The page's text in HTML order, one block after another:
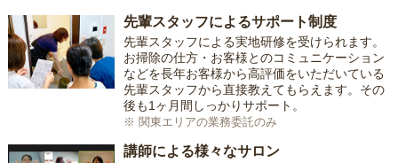
先輩スタッフによるサポート制度
先輩スタッフによる実地研修を受けられます。
お掃除の仕方・お客様とのコミュニケーション
などを長年お客様から高評価をいただいている
先輩スタッフから直接教えてもらえます。その
後も1ヶ月間しっかりサポート。
※ 関東エリアの業務委託のみ
講師による様々なサロン